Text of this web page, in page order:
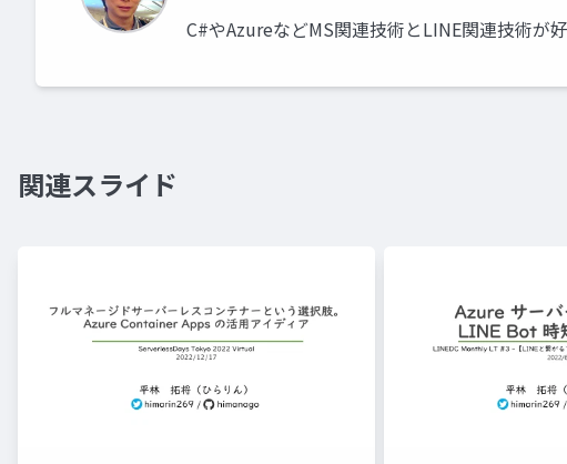
C#やAzureなどMS関連技術とLINE関連技術が好
関連スライド